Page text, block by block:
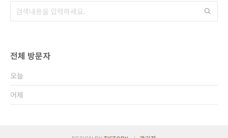
전체 방문자
오늘
어제